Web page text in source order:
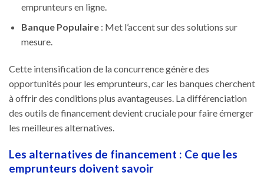
emprunteurs en ligne.
Banque Populaire: Met l’accent sur des solutions sur
mesure.
Cette intensification de la concurrence génère des
opportunités pour les emprunteurs, car les banques cherchent
à offrir des conditions plus avantageuses. La différenciation
des outils de financement devient cruciale pour faire émerger
les meilleures alternatives.
Les alternatives de financement : Ce que les
emprunteurs doivent savoir